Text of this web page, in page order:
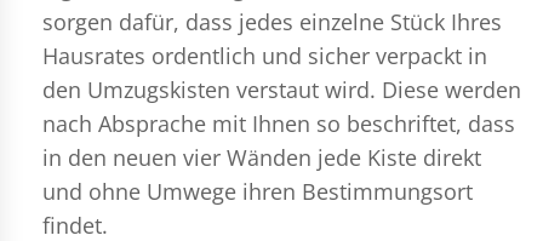
sorgen dafür, dass jedes einzelne Stück Ihres
Hausrates ordentlich und sicher verpackt in
den Umzugskisten verstaut wird. Diese werden
nach Absprache mit Ihnen so beschriftet, dass
in den neuen vier Wänden jede Kiste direkt
und ohne Umwege ihren Bestimmungsort
findet.